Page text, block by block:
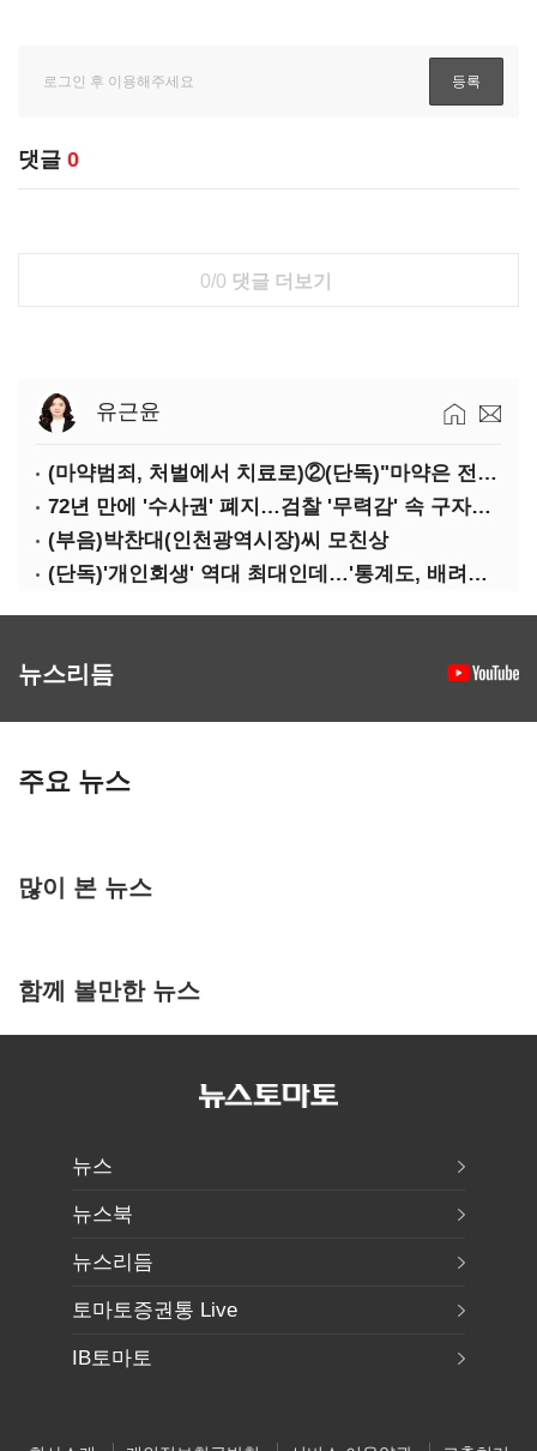
댓글 0
0/0 댓글 더보기
유근윤
(마약범죄, 처벌에서 치료로)②(단독)"마약은 전염병…여성 맞춤형 재활과정 개발 중"
72년 만에 '수사권' 폐지…검찰 '무력감' 속 구자현 사의
(부음)박찬대(인천광역시장)씨 모친상
(단독)'개인회생' 역대 최대인데…'통계도, 배려도' 없는 사법부
뉴스리듬
주요 뉴스
많이 본 뉴스
함께 볼만한 뉴스
뉴스
뉴스북
뉴스리듬
토마토증권통 Live
IB토마토